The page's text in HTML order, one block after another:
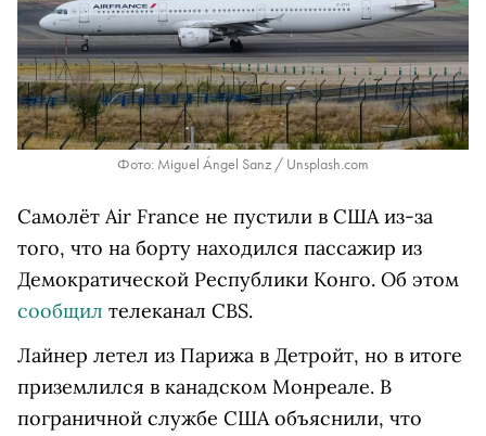
Фото: Miguel Ángel Sanz / Unsplash.com
Самолёт Air France не пустили в США из-за
того, что на борту находился пассажир из
Демократической Республики Конго. Об этом
сообщил телеканал CBS.
Лайнер летел из Парижа в Детройт, но в итоге
приземлился в канадском Монреале. В
пограничной службе США объяснили, что